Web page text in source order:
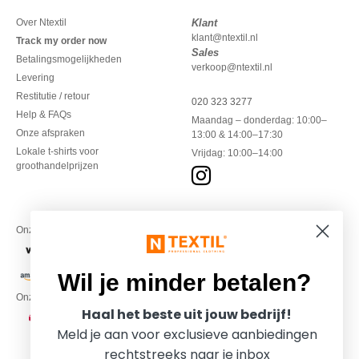
Over Ntextil
Track my order now
Betalingsmogelijkheden
Levering
Restitutie / retour
Help & FAQs
Onze afspraken
Lokale t-shirts voor
groothandelprijzen
Klant
klant@ntextil.nl
Sales
verkoop@ntextil.nl
020 323 3277
Maandag – donderdag: 10:00–
13:00 & 14:00–17:30
Vrijdag: 10:00–14:00
Onze financiële partners
Onze transporteurs
Wil je minder betalen?
Haal het beste uit jouw bedrijf!
Meld je aan voor exclusieve aanbiedingen
rechtstreeks naar je inbox